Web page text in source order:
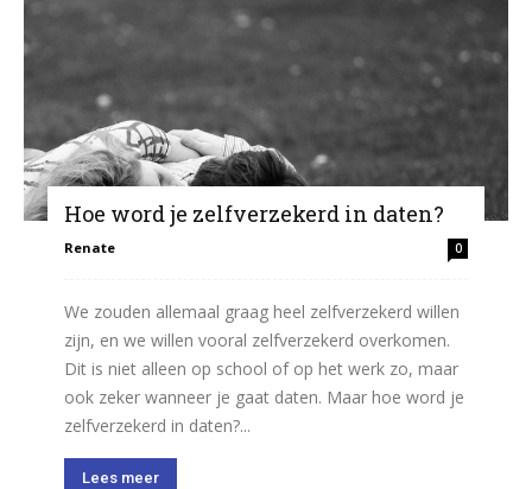
Hoe word je zelfverzekerd in daten?
Renate 0
We zouden allemaal graag heel zelfverzekerd willen
zijn, en we willen vooral zelfverzekerd overkomen.
Dit is niet alleen op school of op het werk zo, maar
ook zeker wanneer je gaat daten. Maar hoe word je
zelfverzekerd in daten?...
Lees meer